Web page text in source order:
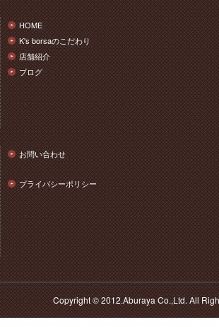
HOME
K's borsaのこだわり
店舗紹介
ブログ
お問い合わせ
プライバシーポリシー
Copyright © 2012.Aburaya Co.,Ltd. All